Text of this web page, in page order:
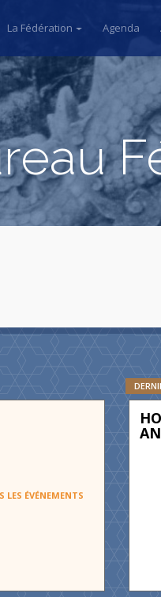
La Fédération Agenda
LES ÉVÉNEMENTS